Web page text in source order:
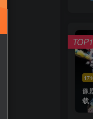
豫
载
TOP1